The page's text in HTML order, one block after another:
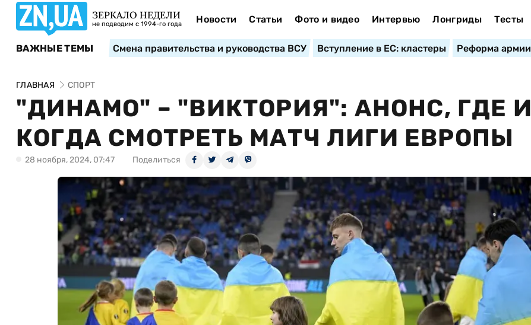
ЗЕРКАЛО НЕДЕЛИ
не подводим с 1994-го года Новости Статьи Фото и видео Интервью Лонгриды Тесты
ВАЖНЫЕ ТЕМЫ Смена правительства и руководства ВСУ Вступление в ЕС: кластеры Реформа армии
ГЛАВНАЯ СПОРТ
"ДИНАМО" – "ВИКТОРИЯ": АНОНС, ГДЕ И
КОГДА СМОТРЕТЬ МАТЧ ЛИГИ ЕВРОПЫ
28 ноября, 2024, 07:47 Поделиться